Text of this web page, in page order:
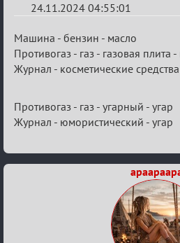
24.11.2024 04:55:01
Re:
Безопасная
связь
Машина - бензин - масло
Противогаз - газ - газовая плита
Журнал - косметические
Противогаз - газ - угарный - угар
Журнал - юмористический - угар